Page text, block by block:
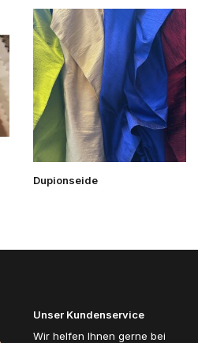
Dupionseide
Unser Kundenservice
Wir helfen Ihnen gerne bei